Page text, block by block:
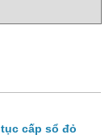
cấp sổ đỏ